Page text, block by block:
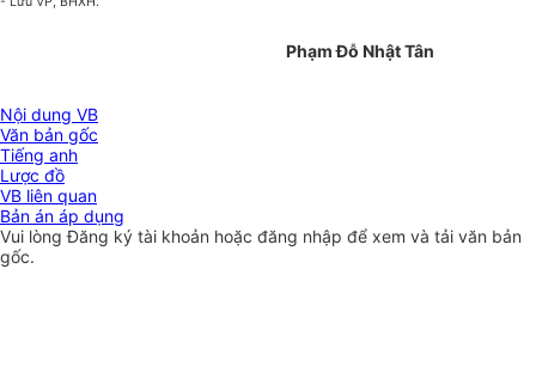
Phạm Đỗ Nhật Tân
Nội dung VB
Văn bản gốc
Tiếng anh
Lược đồ
VB liên quan
Bản án áp dụng
Vui lòngĐăng ký tài khoản hoặc đăng nhập để xem và tải văn bản
gốc.